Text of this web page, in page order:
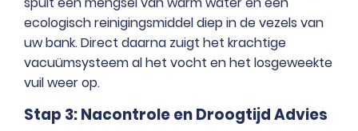
ecologisch reinigingsmiddel diep in de vezels van
uw bank. Direct daarna zuigt het krachtige
vacuümsysteem al het vocht en het losgeweekte
vuil weer op.
Stap 3: Nacontrole en Droogtijd Advies